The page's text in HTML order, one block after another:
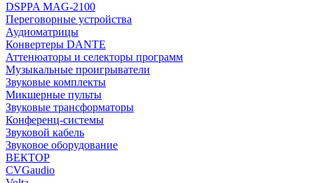
DSPPA MAG-2100
Переговорные устройства
Аудиоматрицы
Конвертеры DANTE
Аттенюаторы и селекторы программ
Музыкальные проигрыватели
Звуковые комплекты
Микшерные пульты
Звуковые трансформаторы
Конференц-системы
Звуковой кабель
Звуковое оборудование
ВЕКТОР
CVGaudio